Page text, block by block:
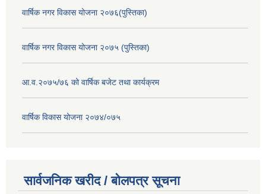
वार्षिक नगर विकास योजना २०७६(पुस्तिका)
वार्षिक नगर विकास योजना २०७५ (पुस्तिका)
आ.व.२०७५/७६ को वार्षिक बजेट तथा कार्यक्रम
वार्षिक विकास योजना २०७४/०७५
सार्वजनिक खरीद / बोलपत्र सूचना